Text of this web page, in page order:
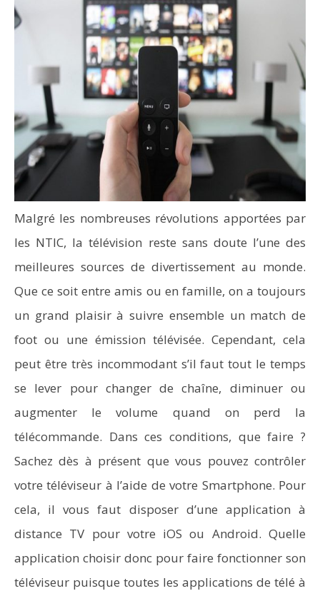
Malgré les nombreuses révolutions apportées par
les NTIC, la télévision reste sans doute l’une des
meilleures sources de divertissement au monde.
Que ce soit entre amis ou en famille, on a toujours
un grand plaisir à suivre ensemble un match de
foot ou une émission télévisée. Cependant, cela
peut être très incommodant s’il faut tout le temps
se lever pour changer de chaîne, diminuer ou
augmenter le volume quand on perd la
télécommande. Dans ces conditions, que faire ?
Sachez dès à présent que vous pouvez contrôler
votre téléviseur à l’aide de votre Smartphone. Pour
cela, il vous faut disposer d’une application à
distance TV pour votre iOS ou Android. Quelle
application choisir donc pour faire fonctionner son
téléviseur puisque toutes les applications de télé à